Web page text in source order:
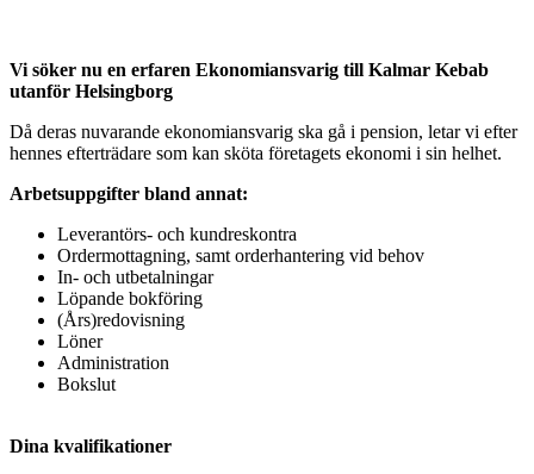
Vi söker nu en erfaren Ekonomiansvarig till Kalmar Kebab
utanför Helsingborg
Då deras nuvarande ekonomiansvarig ska gå i pension, letar vi efter
hennes efterträdare som kan sköta företagets ekonomi i sin helhet.
Arbetsuppgifter bland annat:
Leverantörs- och kundreskontra
Ordermottagning, samt orderhantering vid behov
In- och utbetalningar
Löpande bokföring
(Års)redovisning
Löner
Administration
Bokslut
Dina kvalifikationer